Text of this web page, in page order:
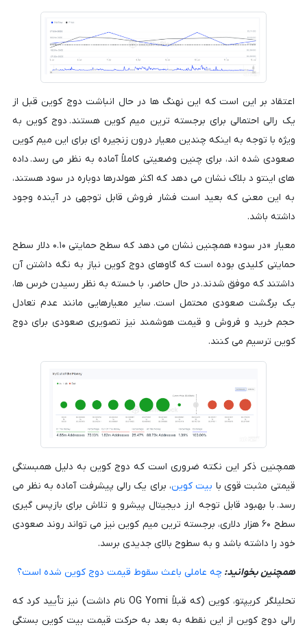
اعتقاد بر این است که این نهنگ ها در حال انباشت دوج کوین قبل از
یک رالی احتمالی برای برجسته ترین میم کوین هستند. دوج کوین به
ویژه با توجه به اینکه چندین معیار درون زنجیره ای برای این میم کوین
صعودی شده اند، برای چنین وضعیتی کاملاً آماده به نظر می رسد. داده
های اینتو د بلاک نشان می دهد که اکثر هولدرها دوباره در سود هستند،
به این معنی که بعید است فشار فروش قابل توجهی در آینده وجود
داشته باشد.
معیار «در سود» همچنین نشان می دهد که سطح حمایتی ۰.۱۰ دلار سطح
حمایتی کلیدی بوده است که گاوهای دوج کوین نیاز به نگه داشتن آن
داشتند که موفق شدند. در حال حاضر، با خسته به نظر رسیدن خرس ها،
یک برگشت صعودی محتمل است. سایر معیارهایی مانند عدم تعادل
حجم خرید و فروش و قیمت هوشمند نیز تصویری صعودی برای دوج
کوین ترسیم می کنند.
همچنین ذکر این نکته ضروری است که دوج کوین به دلیل همبستگی
قیمتی مثبت قوی با بیت کوین، برای یک رالی پیشرفت آماده به نظر می
رسد. با بهبود قابل توجه ارز دیجیتال پیشرو و تلاش برای بازپس گیری
سطح ۶۰ هزار دلاری، برجسته ترین میم کوین نیز می تواند روند صعودی
خود را داشته باشد و به سطوح بالای جدیدی برسد.
همچنین بخوانید:چه عاملی باعث سقوط قیمت دوج کوین شده است؟
تحلیلگر کریپتو، کوین (که قبلاً OG Yomi نام داشت) نیز تأیید کرد که
رالی دوج کوین از این نقطه به بعد به حرکت قیمت بیت کوین بستگی